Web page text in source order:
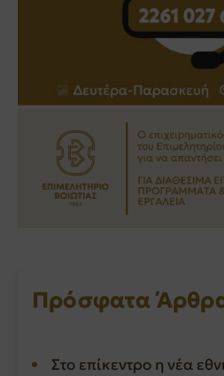
Πρόσφατα
Στο επίκεντρο η νέα